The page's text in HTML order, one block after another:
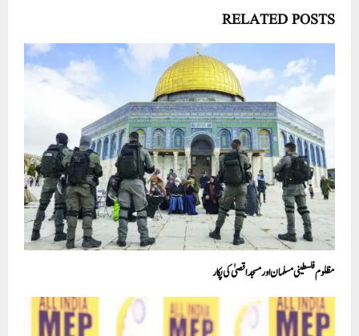
RELATED POSTS
مظلوم فلسطینی مسلمان اور مسجد اقصیٰ کی پکار